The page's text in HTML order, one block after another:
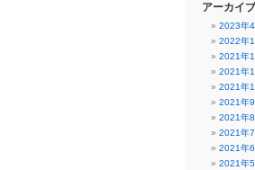
アーカイブ
2023年4
2022年1
2021年
2021年
2021年
2021年9
2021年8
2021年7
2021年6
2021年5